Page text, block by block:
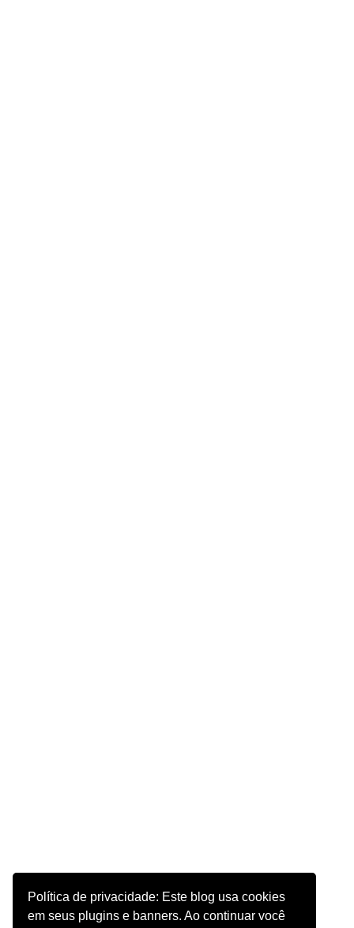
Política de privacidade: Este blog usa cookies
em seus plugins e banners. Ao continuar você